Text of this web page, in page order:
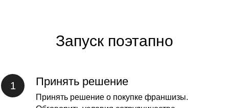
Запуск поэтапно
Принять решение
Принять решение о покупке франшизы.